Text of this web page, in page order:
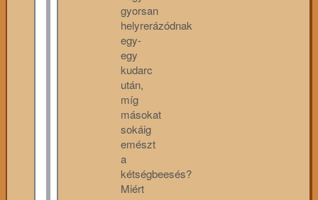
gyorsan
helyrerázódnak
egy-
egy
kudarc
után,
míg
másokat
sokáig
emészt
a
kétségbeesés?
Miért